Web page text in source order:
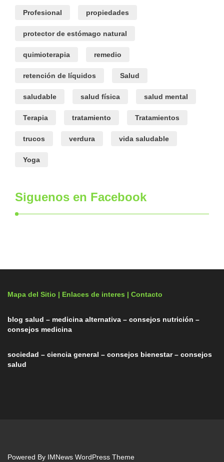
Profesional propiedades
protector de estómago natural
quimioterapia remedio
retención de líquidos Salud
saludable salud física salud mental
Terapia tratamiento Tratamientos
trucos verdura vida saludable
Yoga
Siguenos en Facebook
Mapa del Sitio | Enlaces de interes | Contacto
blog salud – medicina alternativa – consejos nutrición –
consejos medicina
sociedad – ciencia general – consejos bienestar – consejos
salud
Powered By IMNews WordPress Theme